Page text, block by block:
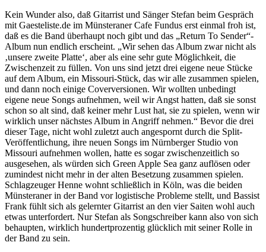
Kein Wunder also, daß Gitarrist und Sänger Stefan beim Gespräch
mit Gaesteliste.de im Münsteraner Cafe Fundus erst einmal froh ist,
daß es die Band überhaupt noch gibt und das „Return To Sender“-
Album nun endlich erscheint. „Wir sehen das Album zwar nicht als
‚unsere zweite Platte‘, aber als eine sehr gute Möglichkeit, die
Zwischenzeit zu füllen. Von uns sind jetzt drei eigene neue Stücke
auf dem Album, ein Missouri-Stück, das wir alle zusammen spielen,
und dann noch einige Coverversionen. Wir wollten unbedingt
eigene neue Songs aufnehmen, weil wir Angst hatten, daß sie sonst
schon so alt sind, daß keiner mehr Lust hat, sie zu spielen, wenn wir
wirklich unser nächstes Album in Angriff nehmen.“ Bevor die drei
dieser Tage, nicht wohl zuletzt auch angespornt durch die Split-
Veröffentlichung, ihre neuen Songs im Nürnberger Studio von
Missouri aufnehmen wollen, hatte es sogar zwischenzeitlich so
ausgesehen, als würden sich Green Apple Sea ganz auflösen oder
zumindest nicht mehr in der alten Besetzung zusammen spielen.
Schlagzeuger Henne wohnt schließlich in Köln, was die beiden
Münsteraner in der Band vor logistische Probleme stellt, und Bassist
Frank fühlt sich als gelernter Gitarrist an den vier Saiten wohl auch
etwas unterfordert. Nur Stefan als Songschreiber kann also von sich
behaupten, wirklich hundertprozentig glücklich mit seiner Rolle in
der Band zu sein.